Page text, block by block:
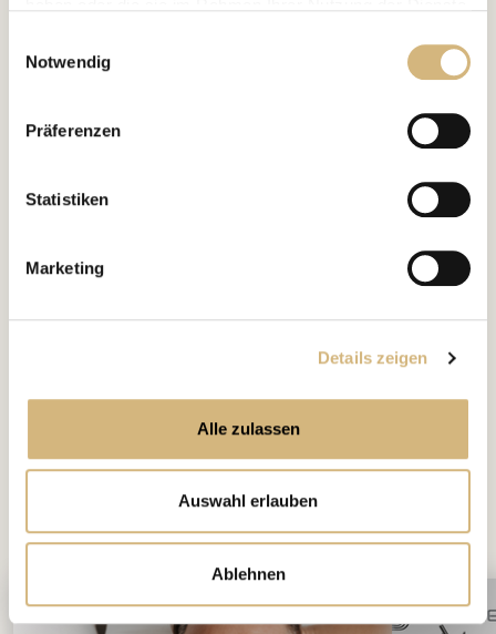
und im
mehr darüber, wer wir sind, wie Sie uns
kontaktieren können und wie wir personenbezogene
Notwendig
Präferenzen
Statistiken
Marketing
Details zeigen
Alle zulassen
Auswahl erlauben
Ablehnen
STIMUCAL
Das könnte Dich auchinteressieren